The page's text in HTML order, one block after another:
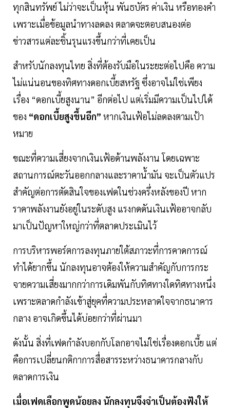
ทุกสินทรัพย์ ไม่ว่าจะเป็นหุ้น พันธบัตร ค่าเงิน หรือทองคำ
เพราะเมื่อข้อมูลนำทางลดลง ตลาดจะตอบสนองต่อ
ข่าวสารแต่ละชิ้นรุนแรงขึ้นกว่าที่เคยเป็น
สำหรับนักลงทุนไทย สิ่งที่ต้องรับมือในระยะต่อไปคือ ความ
ไม่แน่นอนของทิศทางดอกเบี้ยสหรัฐ ซึ่งอาจไม่ใช่เพียง
เรื่อง “ดอกเบี้ยสูงนาน” อีกต่อไป แต่เริ่มมีความเป็นไปได้
ของ “ดอกเบี้ยสูงขึ้นอีก” หากเงินเฟ้อไม่ลดลงตามเป้า
หมาย
ขณะที่ความเสี่ยงจากเงินเฟ้อด้านพลังงาน โดยเฉพาะ
สถานการณ์ตะวันออกกลางและราคานํ้ามัน จะเป็นตัวแปร
สำคัญต่อการตัดสินใจของเฟดในช่วงครึ่งหลังของปี หาก
ราคาพลังงานยังอยู่ในระดับสูง แรงกดดันเงินเฟ้ออาจกลับ
มาเป็นปัญหาใหญ่กว่าที่ตลาดประเมินไว้
การบริหารพอร์ตการลงทุนภายใต้สภาวะที่การคาดการณ์
ทำได้ยากขึ้น นักลงทุนอาจต้องให้ความสำคัญกับการกระ
จายความเสี่ยงมากกว่าการเดิมพันกับทิศทางใดทิศทางหนึ่ง
เพราะตลาดกำลังเข้าสู่ยุคที่ความประหลาดใจจากธนาคาร
กลาง อาจเกิดขึ้นได้บ่อยกว่าที่ผ่านมา
ดังนั้น สิ่งที่เฟดกำลังบอกกับโลกอาจไม่ใช่เรื่องดอกเบี้ย แต่
คือการเปลี่ยนกติกาการสื่อสารระหว่างธนาคารกลางกับ
ตลาดการเงิน
เมื่อเฟดเลือกพูดน้อยลง นักลงทุนจึงจำเป็นต้องฟังให้